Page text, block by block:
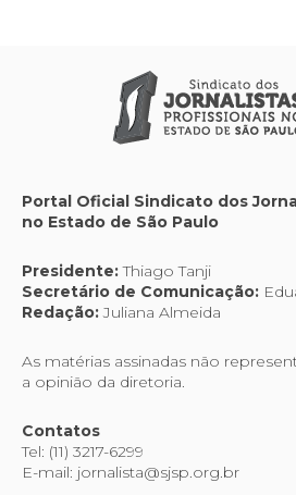
Portal Oficial Sindicato dos
no Estado de São Paulo
Presidente:Thiago Tanji
Secretário de Comunicação:
Redação:Juliana Almeida
As matérias assinadas não
a opinião da diretoria.
Contatos
Tel: (11) 3217-6299
E-mail: jornalista@sjsp.org.br